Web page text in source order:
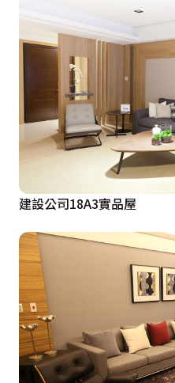
建設公司18A3實品屋